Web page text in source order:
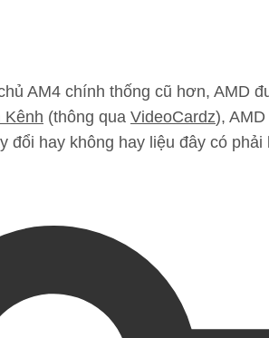
AM4 chính thống cũ hơn, AMD
Kênh (thông qua VideoCardz),
hay không hay liệu đây có